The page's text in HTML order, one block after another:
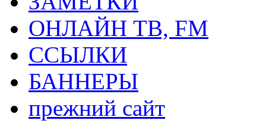
ОНЛАЙН ТВ, FM
ССЫЛКИ
БАННЕРЫ
прежний сайт